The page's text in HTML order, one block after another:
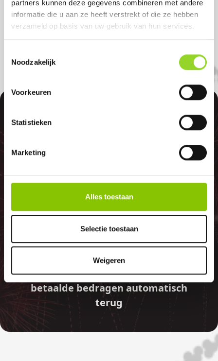
partners kunnen deze gegevens combineren met andere
informatie die u aan ze heeft verstrekt of die ze hebben
verzameld op basis van uw gebruik van hun services.
Noodzakelijk
Voorkeuren
Statistieken
Marketing
Alles toestaan
Selectie toestaan
Weigeren
welkom als u uit Diemen, Molenwijk of
Mokum komt.
100%
GELD TERUG
GARANTIE
Indien er in 2026 weer een landelijk
vuurwerkverbod is, storten wij de
betaalde bedragen automatisch
terug